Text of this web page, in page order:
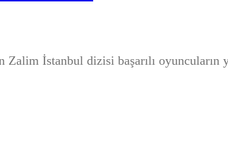
İstanbul dizisi başarılı oyuncuların